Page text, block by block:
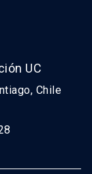
UC
Chile